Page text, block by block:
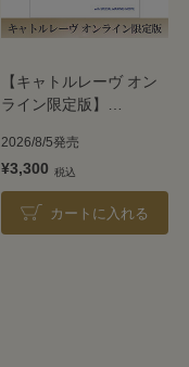
【キャトルレーヴ オン
ライン限定版】
2026
2026/8/5発売
¥3,300
カートに入れる